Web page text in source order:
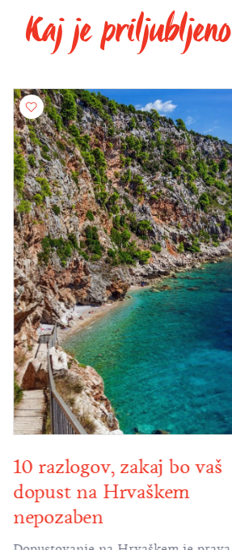
Kaj je priljubljeno
10 razlogov, zakaj bo vaš
dopust na Hrvaškem
nepozaben